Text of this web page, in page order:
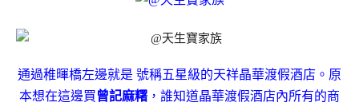
通過稚暉橋左邊就是 號稱五星級的天祥晶華渡假酒店。原
本想在這邊買曾記麻糬 ，誰知道晶華渡假酒店內所有的商